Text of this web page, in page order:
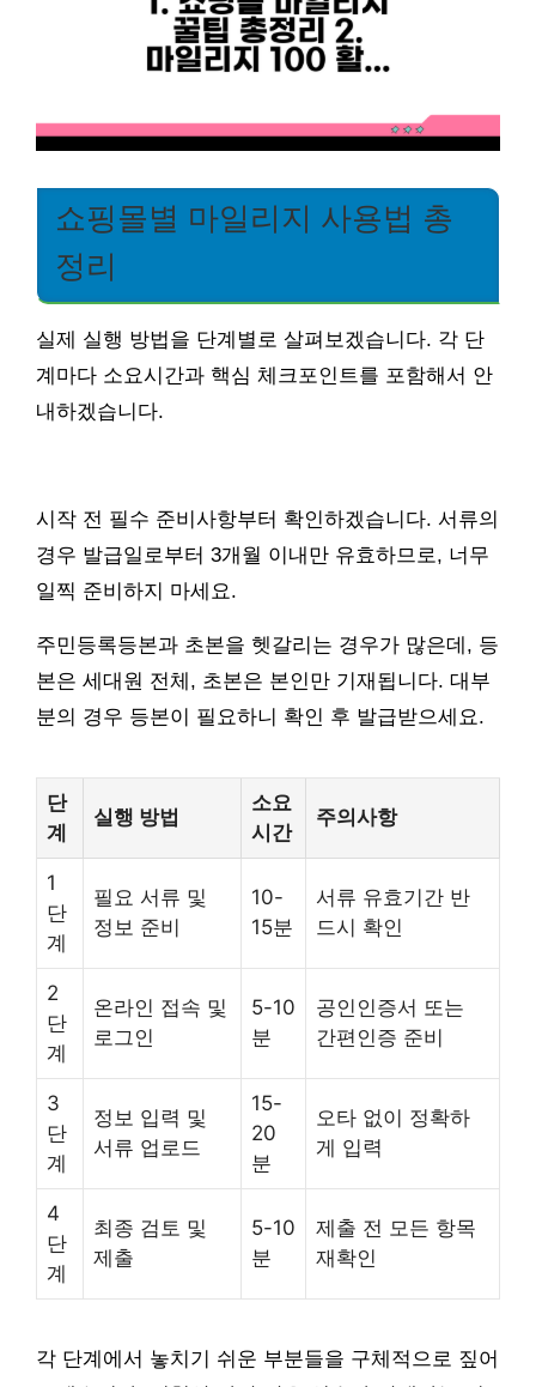
쇼핑몰별 마일리지 사용법 총
정리
실제 실행 방법을 단계별로 살펴보겠습니다. 각 단
계마다 소요시간과 핵심 체크포인트를 포함해서 안
내하겠습니다.
시작 전 필수 준비사항부터 확인하겠습니다. 서류의
경우 발급일로부터 3개월 이내만 유효하므로, 너무
일찍 준비하지 마세요.
주민등록등본과 초본을 헷갈리는 경우가 많은데, 등
본은 세대원 전체, 초본은 본인만 기재됩니다. 대부
분의 경우 등본이 필요하니 확인 후 발급받으세요.
단
계
실행 방법
소요
시간
주의사항
1
단
계
필요 서류 및
정보 준비
10-
15분
서류 유효기간 반
드시 확인
2
단
계
온라인 접속 및
로그인
5-10
분
공인인증서 또는
간편인증 준비
3
단
계
정보 입력 및
서류 업로드
15-
20
분
오타 없이 정확하
게 입력
4
단
계
최종 검토 및
제출
5-10
분
제출 전 모든 항목
재확인
각 단계에서 놓치기 쉬운 부분들을 구체적으로 짚어